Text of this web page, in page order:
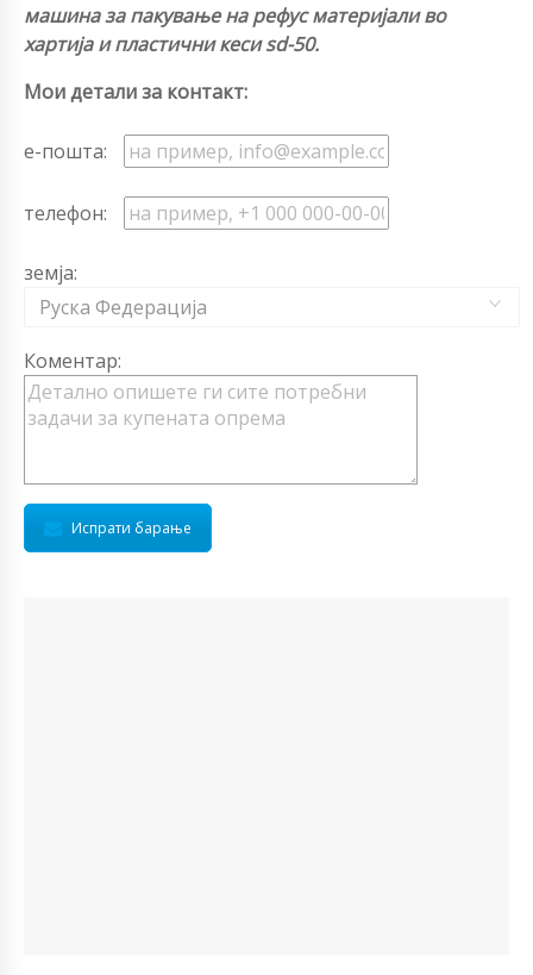
машина за пакување на рефус материјали во
хартија и пластични кеси sd-50.
Мои детали за контакт:
е-пошта:
телефон:
земја:
Руска Федерација
Коментар:
Испрати барање